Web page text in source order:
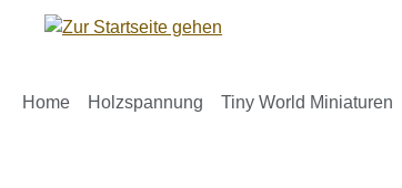
Hauptinhalt springen
Zur Suche springen
Zur Hauptnavigation springen
Home Holzspannung Tiny World Miniaturen